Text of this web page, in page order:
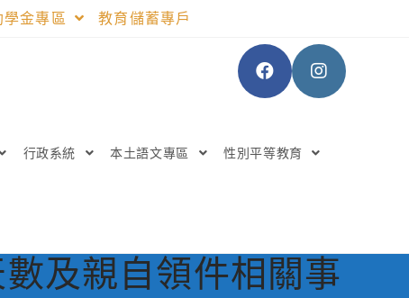
學金專區 教育儲蓄專戶
行政系統 本土語文專區 性別平等教育
及親自領件相關事